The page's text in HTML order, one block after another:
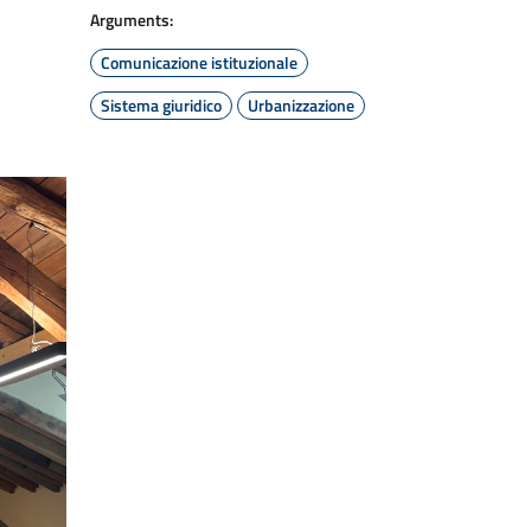
Arguments:
Comunicazione istituzionale
Sistema giuridico
Urbanizzazione